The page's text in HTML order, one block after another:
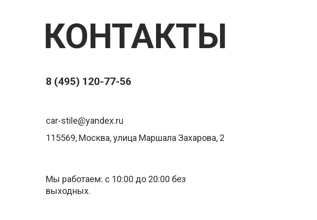
КОНТАКТЫ
8 (495) 120-77-56
car-stile@yandex.ru
115569, Москва, улица Маршала Захарова, 2
Мы работаем: с 10:00 до 20:00 без
выходных.